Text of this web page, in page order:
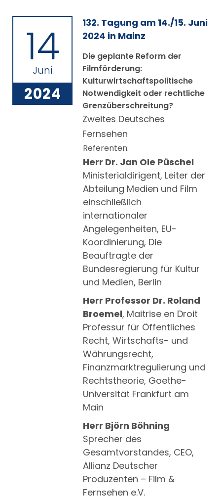
14
Juni
2024
132. Tagung am 14./15. Juni
2024 in Mainz
Die geplante Reform der
Filmförderung:
Kulturwirtschaftspolitische
Notwendigkeit oder rechtliche
Grenzüberschreitung?
Zweites Deutsches
Fernsehen
Referenten:
Herr Dr. Jan Ole Püschel
Ministerialdirigent, Leiter der
Abteilung Medien und Film
einschließlich
internationaler
Angelegenheiten, EU-
Koordinierung, Die
Beauftragte der
Bundesregierung für Kultur
und Medien, Berlin
Herr Professor Dr. Roland
Broemel, Maitrise en Droit
Professur für Öffentliches
Recht, Wirtschafts- und
Währungsrecht,
Finanzmarktregulierung und
Rechtstheorie, Goethe-
Universität Frankfurt am
Main
Herr Björn Böhning
Sprecher des
Gesamtvorstandes, CEO,
Allianz Deutscher
Produzenten – Film &
Fernsehen e.V.